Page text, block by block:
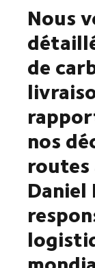
Nous
de
nos